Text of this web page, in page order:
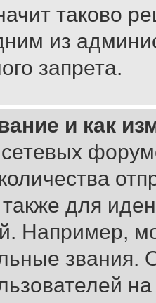
таково
из
запрета.
и как
для
Например,
звания.